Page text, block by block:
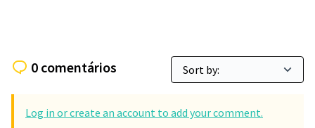
0 comentários
Log in or create an account to add your comment.